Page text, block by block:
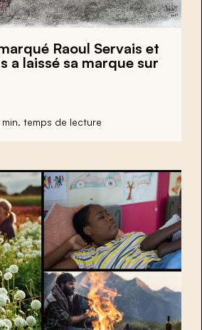
Raoul Servais et
a laissé sa marque sur
min. temps de lecture